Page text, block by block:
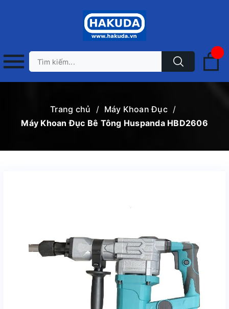
Trang chủ / Máy Khoan Đục /
Máy Khoan Đục Bê Tông Huspanda HBD2606